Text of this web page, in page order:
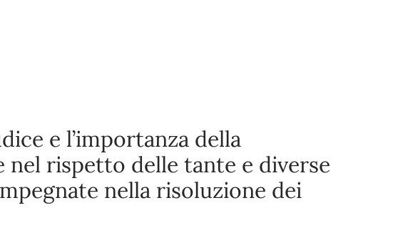
e l’importanza della
nel rispetto delle tante e diverse
nella risoluzione dei